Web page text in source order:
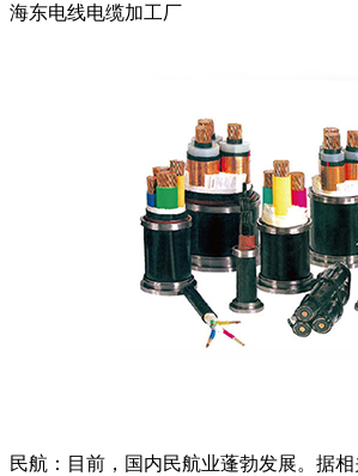
海东电线电缆加工厂
民航：目前，国内民航业蓬勃发展。据